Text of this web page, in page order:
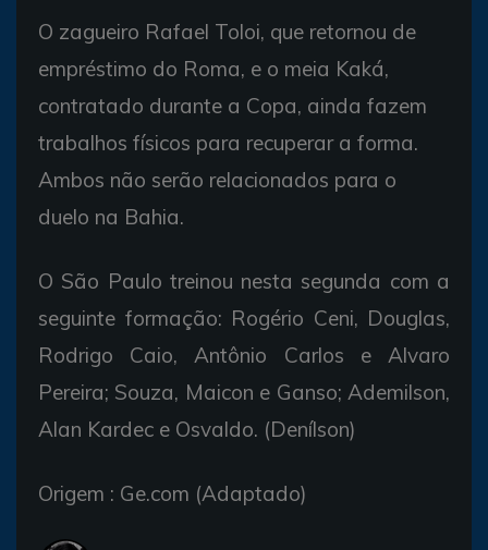
O zagueiro Rafael Toloi, que retornou de
empréstimo do Roma, e o meia Kaká,
contratado durante a Copa, ainda fazem
trabalhos físicos para recuperar a forma.
Ambos não serão relacionados para o
duelo na Bahia.
O São Paulo treinou nesta segunda com a
seguinte formação: Rogério Ceni, Douglas,
Rodrigo Caio, Antônio Carlos e Alvaro
Pereira; Souza, Maicon e Ganso; Ademilson,
Alan Kardec e Osvaldo. (Denílson)
Origem : Ge.com (Adaptado)